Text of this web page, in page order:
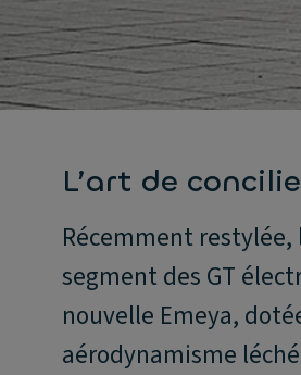
L’art de
Récemment
segment des GT
nouvelle Emeya,
aérodynamisme